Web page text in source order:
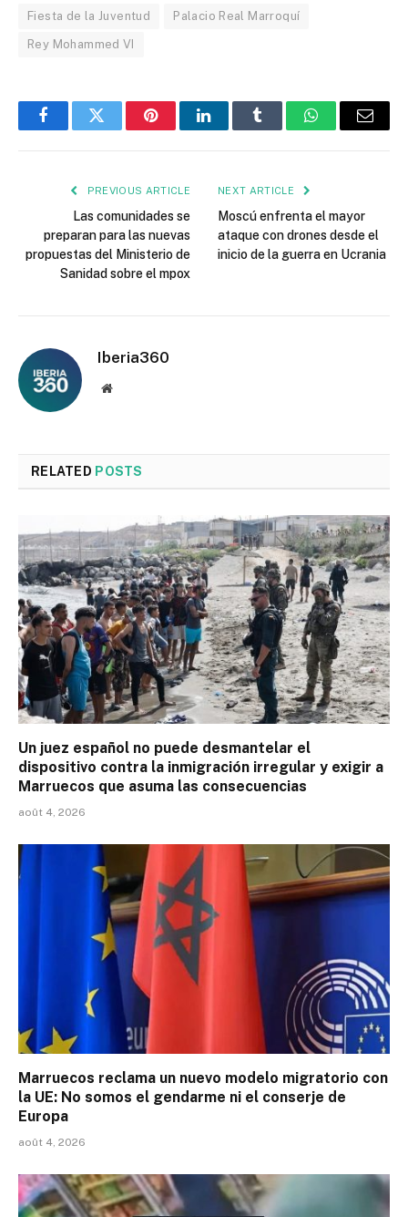
Fiesta de la Juventud Palacio Real Marroquí
Rey Mohammed VI
FacebookTwitter PinterestLinkedInTumblr WhatsAppEmail
PREVIOUS ARTICLE
Las comunidades se
preparan para las nuevas
propuestas del Ministerio de
Sanidad sobre el mpox
NEXT ARTICLE
Moscú enfrenta el mayor
ataque con drones desde el
inicio de la guerra en Ucrania
Iberia360
Website
RELATED POSTS
Un juez español no puede desmantelar el
dispositivo contra la inmigración irregular y exigir a
Marruecos que asuma las consecuencias
août 4, 2026
Marruecos reclama un nuevo modelo migratorio con
la UE: No somos el gendarme ni el conserje de
Europa
août 4, 2026